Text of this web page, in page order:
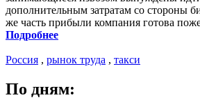
дополнительным затратам со стороны
же часть прибыли компания готова
Подробнее
Россия , рынок труда , такси
По дням: